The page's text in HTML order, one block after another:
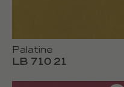
Palatine
LB 710 21